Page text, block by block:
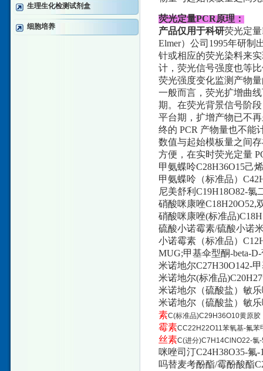
生理生化检测试剂盒
细胞培养
荧光定量PCR原理：
产品仅用于科研荧光定量
Elmer）公司1995年研制
针或相应的荧光染料来
计，荧光信号强度也等
荧光强度变化监测产物
一般而言，荧光扩增曲
期。在荧光背景信号阶
平台期，扩增产物已不
终的 PCR 产物量也不能
数值与起始模板量之间
方便，在实时荧光定量
甲氨蝶呤C28H36O15己
甲氨蝶呤（标准品）
尼美舒利C19H18O82-氯
硝酸咪康唑C18H20O52,
硝酸咪康唑(标准品
硫酸小诺霉素/硫酸小诺
小诺霉素（标准品）
MUG;甲基伞型酮-beta-
米诺地尔C27H30O142-
米诺地尔(标准品
米诺地尔（硫酸盐）敏
米诺地尔（硫酸盐）敏
素C(标准品)C29H36O10黄原胶
霉素CC22H22O11苯氧基-氟苯
丝素C(进分)C7H14ClNO22-氯
咪唑司汀C24H38O35-氟-
吗替麦考酚酯/霉酚酸酯